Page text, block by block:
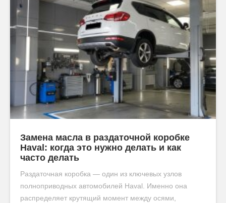
Замена масла в раздаточной коробке
Haval: когда это нужно делать и как
часто делать
Раздаточная коробка — один из ключевых узлов
полноприводных автомобилей Haval. Именно она
распределяет крутящий момент между осями,